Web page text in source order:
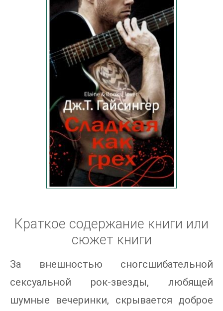
Краткое содержание книги или
сюжет книги
За внешностью сногсшибательной
сексуальной рок-звезды, любящей
шумные вечеринки, скрывается доброе